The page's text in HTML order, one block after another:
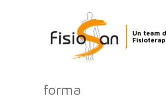
Un team
forma